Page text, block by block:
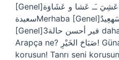
[Genel]عَشِيَ ـَـ عَشا و عَشَاوَةMerhaba [Genel]أيام
سعيدةMerhaba [Genel]نَهَارُكَ سَهعِيدٌiyi getir
[Genel]فير أحسن حالة3 daha fazla satır Günaydın
Arapça ne? صَبَاحَ الخَيْرِ! Günaydın! Tanrı seni
korusun! Tanrı seni